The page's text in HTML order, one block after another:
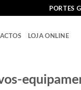
PORTES
LOJA ONLINE